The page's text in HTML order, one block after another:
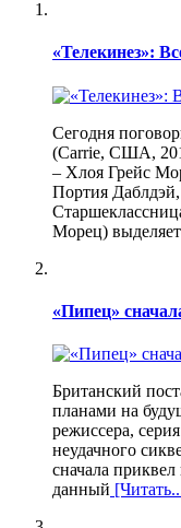
«Телекинез»:
Сегодня
(Carrie, США,
– Хлоя Грейс
Портия
Морец)
«Пипец»
Британский
планами на
режиссера,
неудачного
сначала
данный